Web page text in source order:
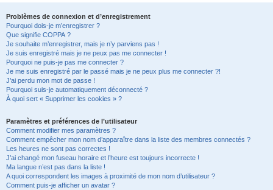
Problèmes de connexion et d’enregistrement
Pourquoi dois-je m’enregistrer ?
Que signifie COPPA ?
Je souhaite m’enregistrer, mais je n’y parviens pas !
Je suis enregistré mais je ne peux pas me connecter !
Pourquoi ne puis-je pas me connecter ?
Je me suis enregistré par le passé mais je ne peux plus me connecter ?!
J’ai perdu mon mot de passe !
Pourquoi suis-je automatiquement déconnecté ?
À quoi sert « Supprimer les cookies » ?
Paramètres et préférences de l’utilisateur
Comment modifier mes paramètres ?
Comment empêcher mon nom d’apparaître dans la liste des membres connectés ?
Les heures ne sont pas correctes !
J’ai changé mon fuseau horaire et l’heure est toujours incorrecte !
Ma langue n’est pas dans la liste !
A quoi correspondent les images à proximité de mon nom d’utilisateur ?
Comment puis-je afficher un avatar ?